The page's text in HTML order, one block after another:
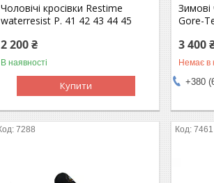
Чоловічі кросівки Restime
waterresist Р. 41 42 43 44 45
2 200 ₴
В наявності
Купити
Зимові
Gore-
3 400
Немає в
+380
7288 7461